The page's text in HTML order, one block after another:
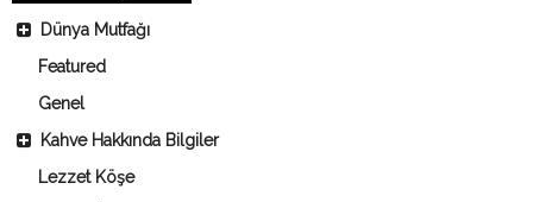
Dünya Mutfağı
Featured
Genel
Kahve Hakkında Bilgiler
Lezzet Köşe